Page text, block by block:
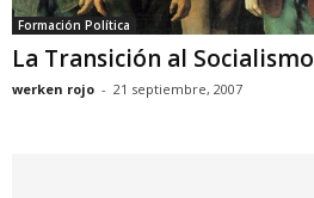
Formación Política
La Transición al Socialismo
werken rojo - 21 septiembre, 2007